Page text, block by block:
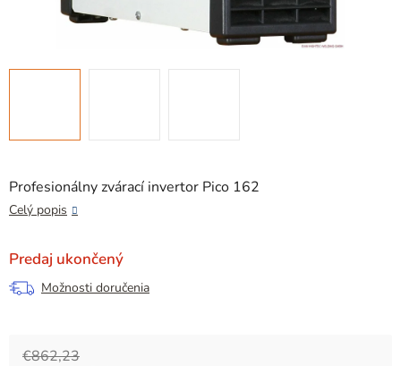
Profesionálny zvárací invertor Pico 162
Celý popis
Predaj ukončený
Možnosti doručenia
€862,23